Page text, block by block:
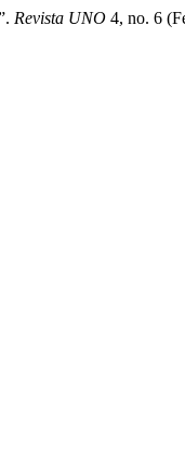
Revista UNO 4, no. 6